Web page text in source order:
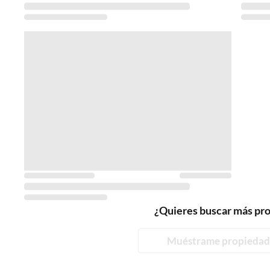
¿Quieres buscar más
Muéstrame